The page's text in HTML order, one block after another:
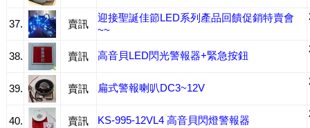
37. 賣訊
迎接聖誕佳節LED系列產品回饋促銷特賣會
~~
38. 賣訊 高音貝LED閃光警報器+緊急按鈕
39. 賣訊 扁式警報喇叭DC3~12V
40. 賣訊 KS-995-12VL4 高音貝閃燈警報器